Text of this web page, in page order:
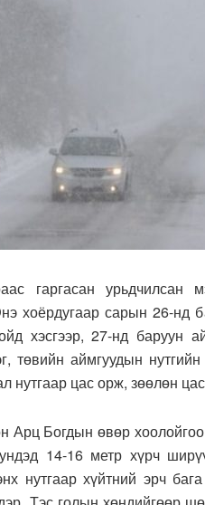
гаргасан урьдчилсан
хоёрдугаар сарын 26-нд
хэсгээр, 27-нд баруун
төвийн аймгуудын
нутгаар цас орж, зөөлөн
Богдын өвөр
14-16 метр хүрч
нутгаар хүйтний эрч